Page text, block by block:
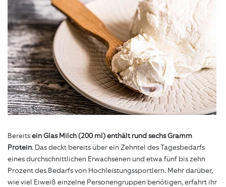
Bereitsein Glas Milch (200 ml) enthält rund sechs Gramm
Protein. Das deckt bereits über ein Zehntel des Tagesbedarfs
eines durchschnittlichen Erwachsenen und etwa fünf bis zehn
Prozent des Bedarfs von Hochleistungssportlern. Mehr darüber,
wie viel Eiweiß einzelne Personengruppen benötigen, erfahrt ihr